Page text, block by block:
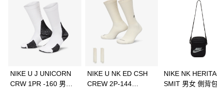
3 期 0 利率 每期 21家銀行
合作金庫商業銀行
第一商業銀行
華南商業銀行
彰化商業銀行
上海商業儲蓄銀行
Apple Pay
全盈+PAY
NIKE U J UNICORN
CRW 1PR -160 男女
NIKE U NK ED CSH
CREW 2P-144
NIKE NK
SMIT 男女 側背